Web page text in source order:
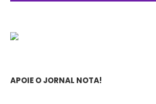
APOIE O JORNAL NOTA!